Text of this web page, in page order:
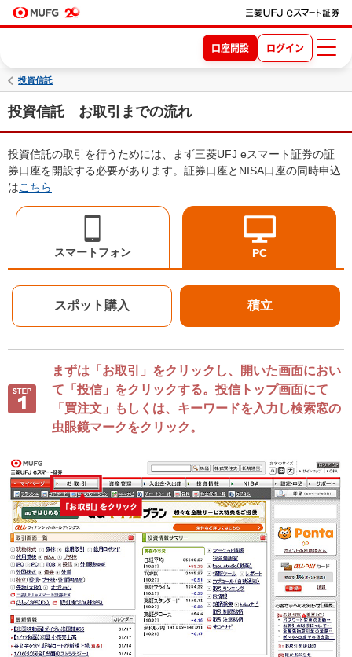
口座開設 ログイン
投資信託
投資信託 お取引までの流れ
投資信託の取引を行うためには、まず三菱UFJ eスマート証券の証
券口座を開設する必要があります。証券口座とNISA口座の同時申込
はこちら
スマートフォン PC
スポット購入 積立
まずは「お取引」をクリックし、開いた画面におい
て「投信」をクリックする。投信トップ画面にて
「買注文」もしくは、キーワードを入力し検索窓の
虫眼鏡マークをクリック。